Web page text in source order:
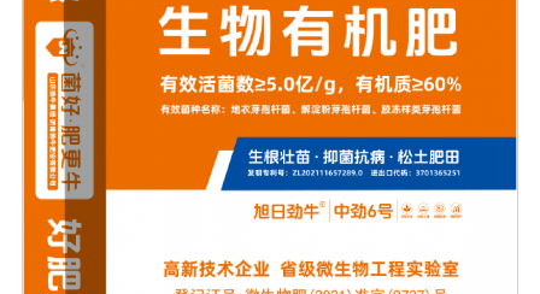
维生素等有益成分含量有所提高, 起到改善作物品质的作
用。4、增强作物的抗逆性能、提高产量分泌赤霉素、细胞
分裂素、生长素等活性物质, 刺激、调节、促进作物的生长
发育, 增强农作物的抗逆性能, 有利于农作物的增产5、预
防、抑制细菌、真菌性病害如:小麦根腐病、镰刀菌、姜腐
病、黄萎病、灰葡萄孢、香蕉与棉花等枯萎病。